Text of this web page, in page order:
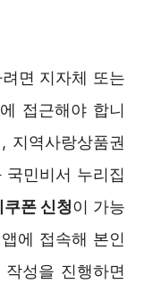
면 지자체 또는
접근해야 합니
지역사랑상품권
민비서 누리집
폰 신청이 가능
에 접속해 본인
성을 진행하면